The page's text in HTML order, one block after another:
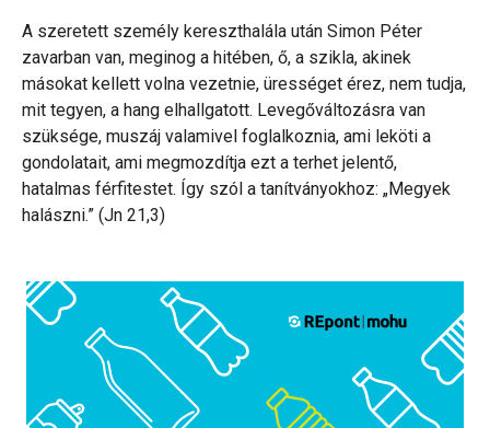
A szeretett személy kereszthalála után Simon Péter
zavarban van, meginog a hitében, ő, a szikla, akinek
másokat kellett volna vezetnie, ürességet érez, nem tudja,
mit tegyen, a hang elhallgatott. Levegőváltozásra van
szüksége, muszáj valamivel foglalkoznia, ami leköti a
gondolatait, ami megmozdítja ezt a terhet jelentő,
hatalmas férfitestet. Így szól a tanítványokhoz: „Megyek
halászni.” (Jn 21,3)